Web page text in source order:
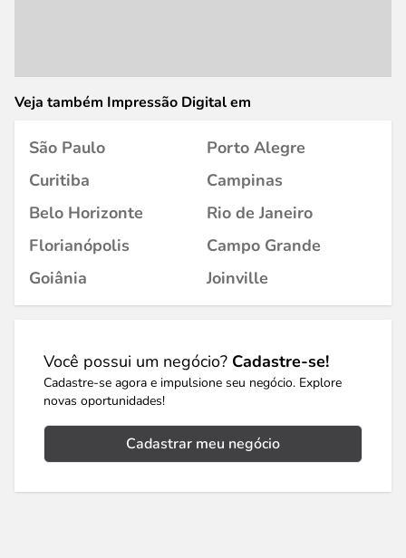
Veja também Impressão Digital em
São Paulo
Porto Alegre
Curitiba
Campinas
Belo Horizonte
Rio de Janeiro
Florianópolis
Campo Grande
Goiânia
Joinville
Você possui um negócio? Cadastre-se!
Cadastre-se agora e impulsione seu negócio. Explore
novas oportunidades!
Cadastrar meu negócio